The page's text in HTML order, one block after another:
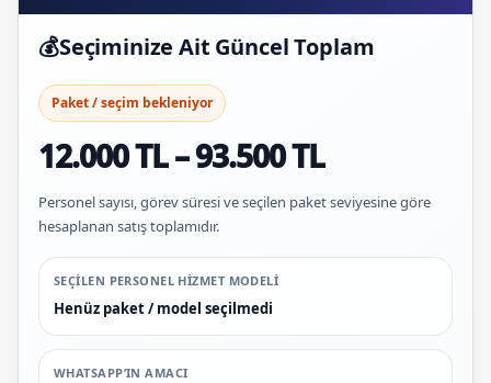
💰Seçiminize Ait Güncel Toplam
Paket / seçim bekleniyor
12.000 TL – 93.500 TL
Personel sayısı, görev süresi ve seçilen paket seviyesine göre
hesaplanan satış toplamıdır.
SEÇILEN PERSONEL HIZMET MODELI
Henüz paket / model seçilmedi
WHATSAPP’IN AMACI